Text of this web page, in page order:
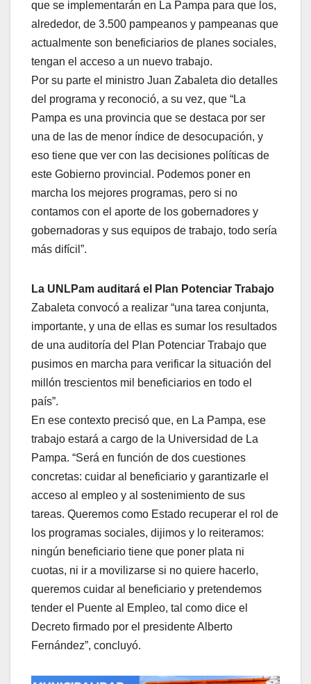
que se implementarán en La Pampa para que los,
alrededor, de 3.500 pampeanos y pampeanas que
actualmente son beneficiarios de planes sociales,
tengan el acceso a un nuevo trabajo.
Por su parte el ministro Juan Zabaleta dio detalles
del programa y reconoció, a su vez, que “La
Pampa es una provincia que se destaca por ser
una de las de menor índice de desocupación, y
eso tiene que ver con las decisiones políticas de
este Gobierno provincial. Podemos poner en
marcha los mejores programas, pero si no
contamos con el aporte de los gobernadores y
gobernadoras y sus equipos de trabajo, todo sería
más difícil”.
La UNLPam auditará el Plan Potenciar Trabajo
Zabaleta convocó a realizar “una tarea conjunta,
importante, y una de ellas es sumar los resultados
de una auditoría del Plan Potenciar Trabajo que
pusimos en marcha para verificar la situación del
millón trescientos mil beneficiarios en todo el
país”.
En ese contexto precisó que, en La Pampa, ese
trabajo estará a cargo de la Universidad de La
Pampa. “Será en función de dos cuestiones
concretas: cuidar al beneficiario y garantizarle el
acceso al empleo y al sostenimiento de sus
tareas. Queremos como Estado recuperar el rol de
los programas sociales, dijimos y lo reiteramos:
ningún beneficiario tiene que poner plata ni
cuotas, ni ir a movilizarse si no quiere hacerlo,
queremos cuidar al beneficiario y pretendemos
tender el Puente al Empleo, tal como dice el
Decreto firmado por el presidente Alberto
Fernández”, concluyó.